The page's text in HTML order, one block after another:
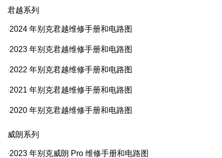
君越系列
·2024 年别克君越维修手册和电路图
·2023 年别克君越维修手册和电路图
·2022 年别克君越维修手册和电路图
·2021 年别克君越维修手册和电路图
·2020 年别克君越维修手册和电路图
威朗系列
·2023 年别克威朗 Pro 维修手册和电路图